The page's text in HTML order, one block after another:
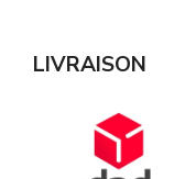
LIVRAISON